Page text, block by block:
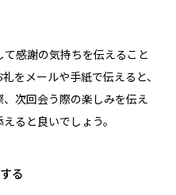
感謝の気持ちを伝えること
をメールや手紙で伝えると、
次回会う際の楽しみを伝え
ると良いでしょう。
る